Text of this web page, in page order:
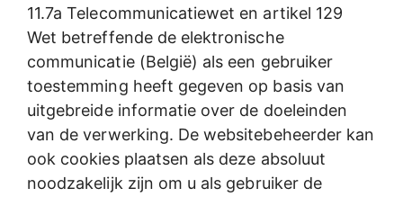
11.7a Telecommunicatiewet en artikel 129
Wet betreffende de elektronische
communicatie (België) als een gebruiker
toestemming heeft gegeven op basis van
uitgebreide informatie over de doeleinden
van de verwerking. De websitebeheerder kan
ook cookies plaatsen als deze absoluut
noodzakelijk zijn om u als gebruiker de